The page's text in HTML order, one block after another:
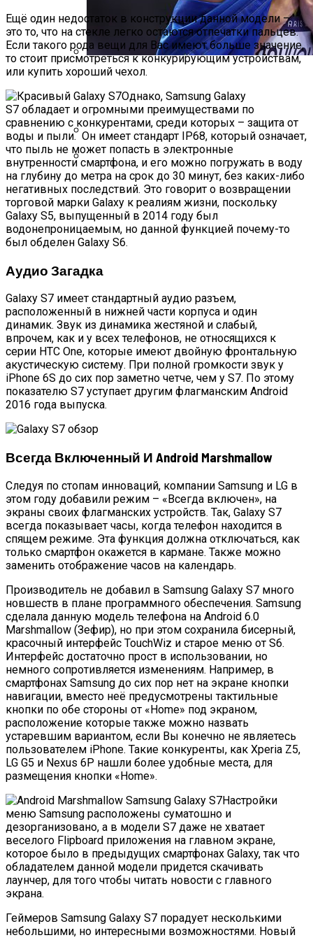
Ярослава Магучих Завоевала Бронзу
На Чемпионате Мира По Легкой
Атлетике
Нолито Перейдет В Барсу
Найджел Сирс Упал В Обморок Во
Время Матча Между Аной Иванович И
Мэдисон Кис
Ещё один недостаток в конструкции данной модели –
это то, что на стекле легко остаются отпечатки пальцев.
Если такого рода вещи для Вас имеют больше значение,
то стоит присмотреться к конкурирующим устройствам,
или купить хороший чехол.
Однако, Samsung Galaxy
S7 обладает и огромными преимуществами по
сравнению с конкурентами, среди которых – защита от
воды и пыли. Он имеет стандарт IP68, который означает,
что пыль не может попасть в электронные
внутренности смартфона, и его можно погружать в воду
на глубину до метра на срок до 30 минут, без каких-либо
негативных последствий. Это говорит о возвращении
торговой марки Galaxy к реалиям жизни, поскольку
Galaxy S5, выпущенный в 2014 году был
водонепроницаемым, но данной функцией почему-то
был обделен Galaxy S6.
Аудио Загадка
Galaxy S7 имеет стандартный аудио разъем,
расположенный в нижней части корпуса и один
динамик. Звук из динамика жестяной и слабый,
впрочем, как и у всех телефонов, не относящихся к
серии HTC One, которые имеют двойную фронтальную
акустическую систему. При полной громкости звук у
iPhone 6S до сих пор заметно четче, чем у S7. По этому
показателю S7 уступает другим флагманским Android
2016 года выпуска.
Всегда Включенный И Android Marshmallow
Следуя по стопам инноваций, компании Samsung и LG в
этом году добавили режим – «Всегда включен», на
экраны своих флагманских устройств. Так, Galaxy S7
всегда показывает часы, когда телефон находится в
спящем режиме. Эта функция должна отключаться, как
только смартфон окажется в кармане. Также можно
заменить отображение часов на календарь.
Производитель не добавил в Samsung Galaxy S7 много
новшеств в плане программного обеспечения. Samsung
сделала данную модель телефона на Android 6.0
Marshmallow (Зефир), но при этом сохранила бисерный,
красочный интерфейс TouchWiz и старое меню от S6.
Интерфейс достаточно прост в использовании, но
немного сопротивляется изменениям. Например, в
смартфонах Samsung до сих пор нет на экране кнопки
навигации, вместо неё предусмотрены тактильные
кнопки по обе стороны от «Home» под экраном,
расположение которые также можно назвать
устаревшим вариантом, если Вы конечно не являетесь
пользователем iPhone. Такие конкуренты, как Xperia Z5,
LG G5 и Nexus 6P нашли более удобные места, для
размещения кнопки «Home».
Настройки
меню Samsung расположены суматошно и
дезорганизовано, а в модели S7 даже не хватает
веселого Flipboard приложения на главном экране,
которое было в предыдущих смартфонах Galaxy, так что
обладателем данной модели придется скачивать
лаунчер, для того чтобы читать новости с главного
экрана.
Геймеров Samsung Galaxy S7 порадует несколькими
небольшими, но интересными возможностями. Новый